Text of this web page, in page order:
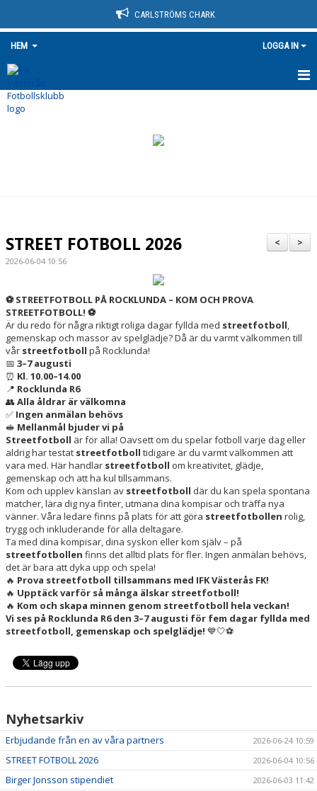
CARLSTRÖMS CHARK
HEM LOGGA IN
HEM
BILDGALLERI
VÅRA LAG/TRÄNARE
MATCHER
FOTBOLLSLEKIS 2026
WEBSHOP
NY I IFK VÄSTERÅS FK
>
<
STREET FOTBOLL 2026
2026-06-04 10:56
⚽ STREETFOTBOLL PÅ ROCKLUNDA – KOM OCH PROVA
STREETFOTBOLL! ⚽
Är du redo för några riktigt roliga dagar fyllda med streetfotboll
gemenskap och massor av spelglädje? Då är du varmt välkommen till
vår streetfotboll på Rocklunda!
📅 3–7 augusti
⏰ Kl. 10.00–14.00
📍 Rocklunda R6
👥Alla åldrar är välkomna
✅ Ingen anmälan behövs
🥪 Mellanmål bjuder vi på
Streetfotboll är för alla! Oavsett om du spelar fotboll varje dag eller
aldrig har testat streetfotboll tidigare är du varmt välkommen att
vara med. Här handlar streetfotboll om kreativitet, glädje,
gemenskap och att ha kul tillsammans.
Kom och upplev känslan av streetfotboll där du kan spela spontana
matcher, lära dig nya finter, utmana dina kompisar och träffa nya
vänner. Våra ledare finns på plats för att göra streetfotbollen rolig,
trygg och inkluderande för alla deltagare.
Ta med dina kompisar, dina syskon eller kom själv – på
streetfotbollen finns det alltid plats för fler. Ingen anmälan behövs,
det är bara att dyka upp och spela!
🔥 Prova streetfotboll tillsammans med IFK Västerås FK!
🔥 Upptäck varför så många älskar streetfotboll!
🔥 Kom och skapa minnen genom streetfotboll hela veckan!
Vi ses på Rocklunda R6 den 3–7 augusti för fem dagar fyllda med
streetfotboll, gemenskap och spelglädje! 💙🤍⚽
Nyhetsarkiv
Erbjudande från en av våra partners 2026-06-24 10:59
STREET FOTBOLL 2026 2026-06-04 10:56
Birger Jonsson stipendiet 2026-06-03 11:42